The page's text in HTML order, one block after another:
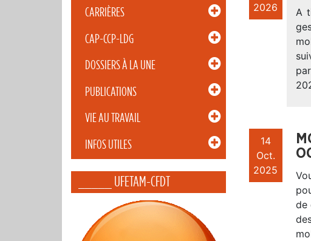
CARRIÈRES
CAP-CCP-LDG
DOSSIERS À LA UNE
PUBLICATIONS
VIE AU TRAVAIL
INFOS UTILES
_____ UFETAM-CFDT
2026
A
14
Oct.
2025
de